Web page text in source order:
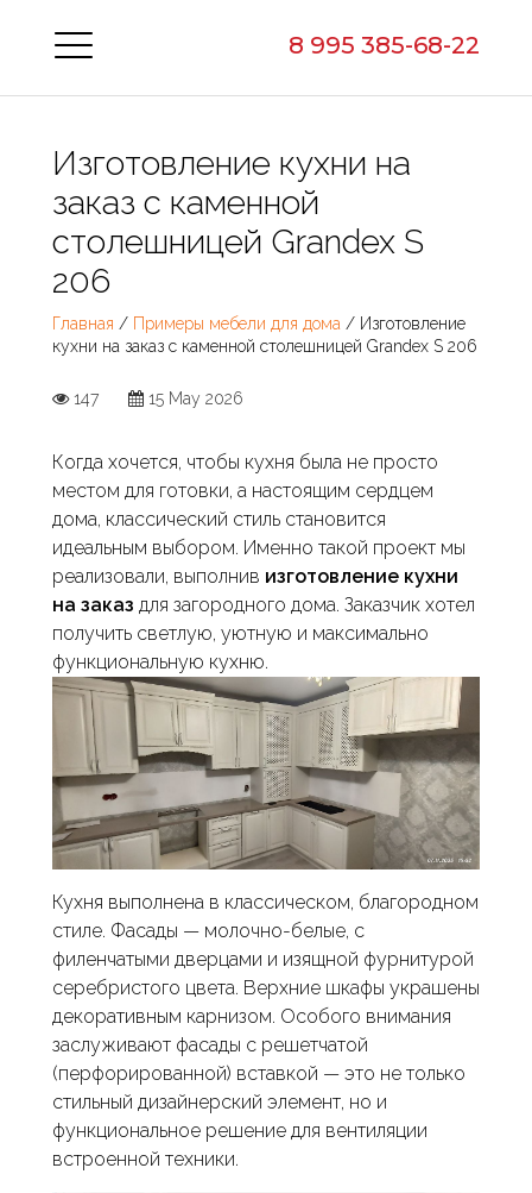
8 995 385-68-22
Изготовление кухни на
заказ с каменной
столешницей Grandex S
206
Главная / Примеры мебели для дома / Изготовление
кухни на заказ с каменной столешницей Grandex S 206
147 15 May 2026
Когда хочется, чтобы кухня была не просто
местом для готовки, а настоящим сердцем
дома, классический стиль становится
идеальным выбором. Именно такой проект мы
реализовали, выполнив изготовление кухни
на заказ для загородного дома. Заказчик хотел
получить светлую, уютную и максимально
функциональную кухню.
Кухня выполнена в классическом, благородном
стиле. Фасады — молочно-белые, с
филенчатыми дверцами и изящной фурнитурой
серебристого цвета. Верхние шкафы украшены
декоративным карнизом. Особого внимания
заслуживают фасады с решетчатой
(перфорированной) вставкой — это не только
стильный дизайнерский элемент, но и
функциональное решение для вентиляции
встроенной техники.